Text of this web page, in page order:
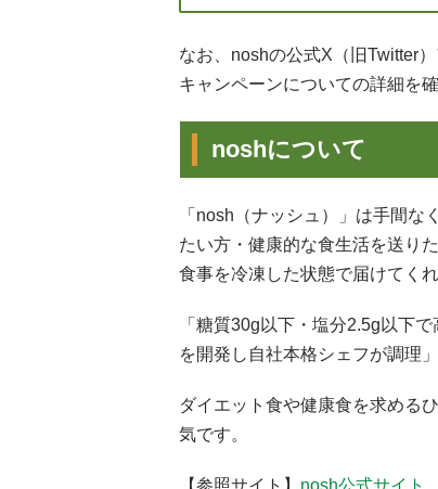
なお、noshの公式X（旧Twitter
キャンペーンについての詳細を
noshについて
「nosh（ナッシュ）」は手間
たい方・健康的な食生活を送り
食事を冷凍した状態で届けてく
「糖質30g以下・塩分2.5g以下
を開発し自社本格シェフが調理
ダイエット食や健康食を求める
気です。
【参照サイト】 nosh公式サイト